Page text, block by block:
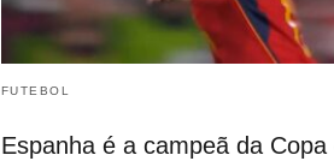
FUTEBOL
Espanha é a campeã da Copa